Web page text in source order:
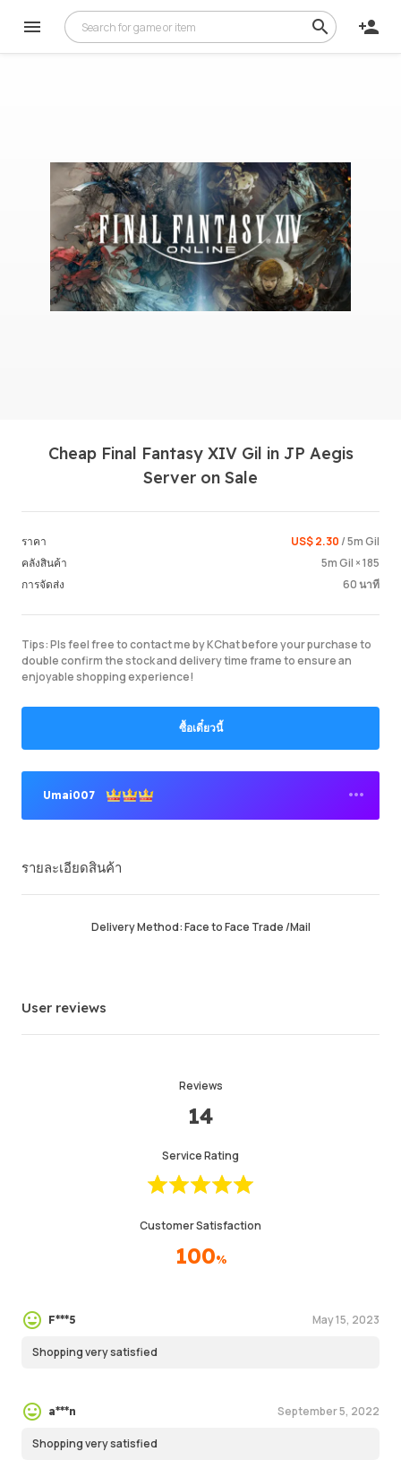
Login /
Cheap Final Fantasy XIV Gil in JP Aegis
Server on Sale
ราคา US$ 2.30 / 5m Gil
คลังสินค้า 5m Gil × 185
การจัดส่ง 60 นาที
Tips: Pls feel free to contact me by KChat before your purchase to
double confirm the stock and delivery time frame to ensure an
enjoyable shopping experience!
ซื้อเดี๋ยวนี้
Umai007
ยอดขายโดยรวม
Average Delivery Time
Store
รายละเอียดสินค้า
Delivery Method: Face to Face Trade /Mail
User reviews
Reviews
14
Service Rating
Customer Satisfaction
100%
F***5 May 15, 2023
Shopping very satisfied
a***n September 5, 2022
Shopping very satisfied